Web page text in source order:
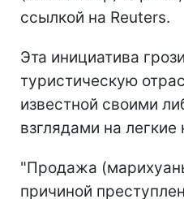
ссылкой на Reuters.
Эта инициатива
туристическую
известной своими
взглядами на легкие
"Продажа
причиной